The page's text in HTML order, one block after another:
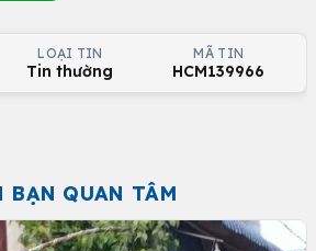
LOẠI TIN
Tin thường
MÃ TIN
HCM139966
BẠN QUAN TÂM